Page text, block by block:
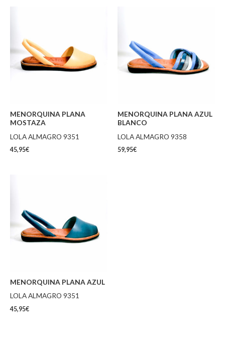
MENORQUINA PLANA
MOSTAZA
LOLA ALMAGRO 9351
45,95€
MENORQUINA PLANA AZUL
BLANCO
LOLA ALMAGRO 9358
59,95€
MENORQUINA PLANA AZUL
LOLA ALMAGRO 9351
45,95€